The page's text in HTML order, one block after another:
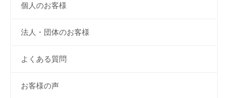
個人のお客様
法人・団体のお客様
よくある質問
お客様の声